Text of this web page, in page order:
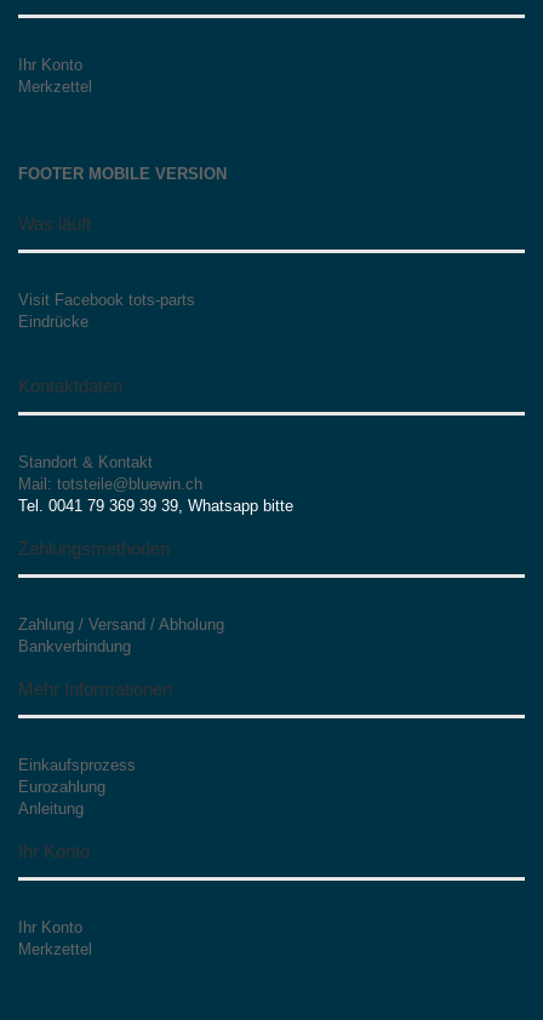
Ihr Konto
Merkzettel
FOOTER MOBILE VERSION
Was läuft
Visit Facebook tots-parts
Eindrücke
Kontaktdaten
Standort & Kontakt
Mail: totsteile@bluewin.ch
Tel. 0041 79 369 39 39, Whatsapp bitte
Zahlungsmethoden
Zahlung / Versand / Abholung
Bankverbindung
Mehr Informationen
Einkaufsprozess
Eurozahlung
Anleitung
Ihr Konto
Ihr Konto
Merkzettel